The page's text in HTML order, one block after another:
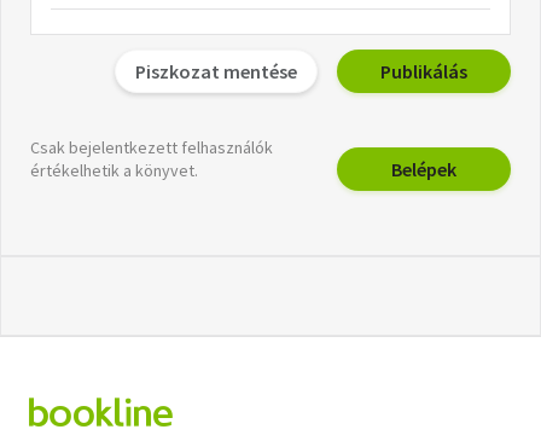
Piszkozat mentése Publikálás
Csak bejelentkezett felhasználók
értékelhetik a könyvet.
Belépek